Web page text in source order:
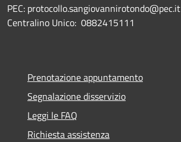
PEC: protocollo.sangiovannirotondo@pec.it
Centralino Unico: 0882415111
Prenotazione appuntamento
Segnalazione disservizio
Leggi le FAQ
Richiesta assistenza